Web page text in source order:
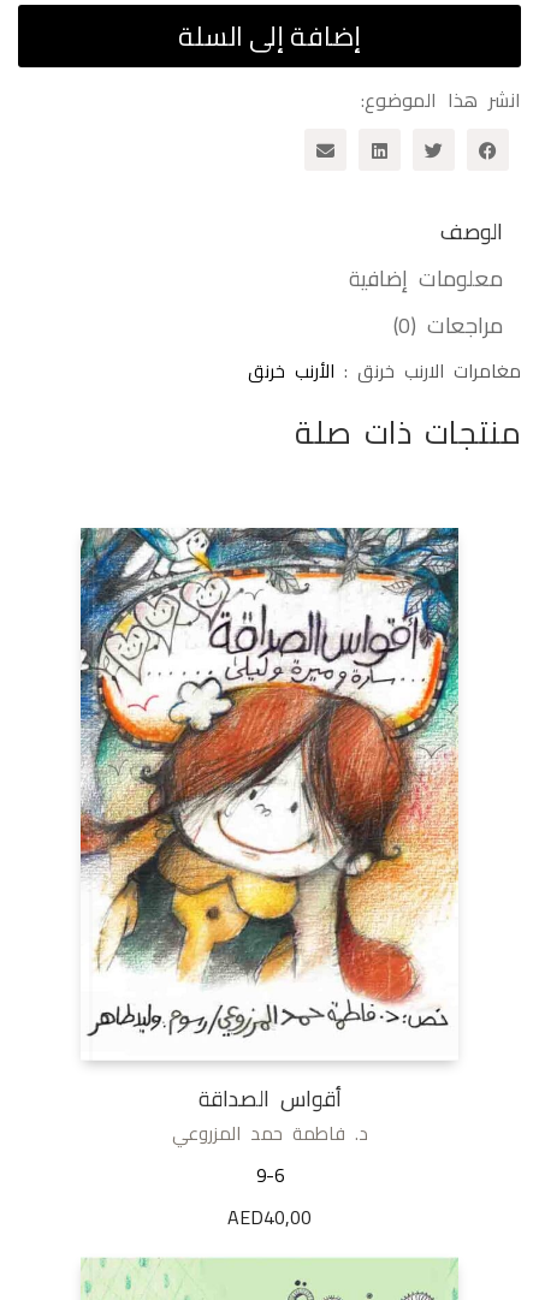
في
إضافة إلى السلة
انشر هذا الموضوع:
الوصف
معلومات إضافية
مراجعات (0)
مغامرات الارنب خرنق : الأرنب خرنق
منتجات ذات صلة
أقواس الصداقة
د. فاطمة حمد المزروعي
9-6
AED40,00